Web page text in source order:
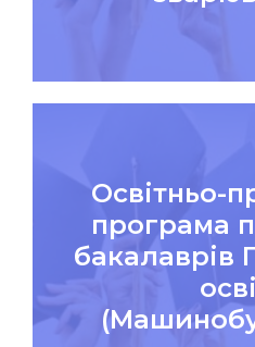
Освітньо-
програма
бакалаврів